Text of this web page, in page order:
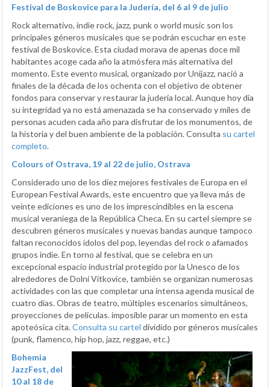
Festival de Boskovice para la Judería, del 6 al 9 de julio
Rock alternativo, indie rock, jazz, punk o world music son los
principales géneros musicales que se podrán escuchar en este
festival de Boskovice. Esta ciudad morava de apenas doce mil
habitantes acoge cada año la atmósfera más alternativa del
momento. Este evento musical, organizado por Unijazz, nació a
finales de la década de los ochenta con el objetivo de obtener
fondos para conservar y restaurar la judería local. Aunque hoy día
su integridad ya no está amenazada se ha conservado y miles de
personas acuden cada año para disfrutar de los monumentos, de
la historia y del buen ambiente de la población. Consulta su cartel
completo.
Colours of Ostrava, 19 al 22 de julio, Ostrava
Considerado uno de los diez mejores festivales de Europa en el
European Festival Awards, este encuentro que ya lleva más de
veinte ediciones es uno de los imprescindibles en la escena
musical veraniega de la República Checa. En su cartel siempre se
descubren géneros musicales y nuevas bandas aunque tampoco
faltan reconocidos ídolos del pop, leyendas del rock o afamados
grupos indie. En torno al festival, que se celebra en un
excepcional espacio industrial protegido por la Unesco de los
alrededores de Dolní Vítkovice, también se organizan numerosas
actividades con las que completar una intensa agenda musical de
cuatro días. Obras de teatro, múltiples escenarios simultáneos,
proyecciones de películas. imposible parar un momento en esta
apoteósica cita.Consulta su cartel dividido por géneros musicales
(punk, flamenco, hip hop, jazz, reggae, etc.)
Bohemia
JazzFest, del
10 al 18 de